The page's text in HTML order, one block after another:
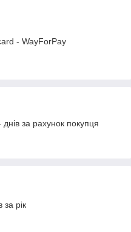
- WayForPay
за рахунок покупця
за рік